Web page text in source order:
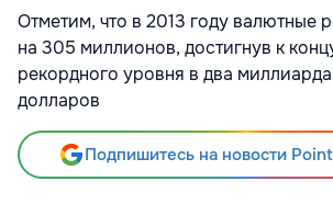
Отметим, что в 2013 году валютные
на 305 миллионов, достигнув к
рекордного уровня в два
долларов
Подпишитесь на новости